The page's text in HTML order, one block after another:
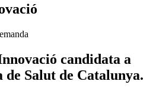
candidata a
de Salut de Catalunya.